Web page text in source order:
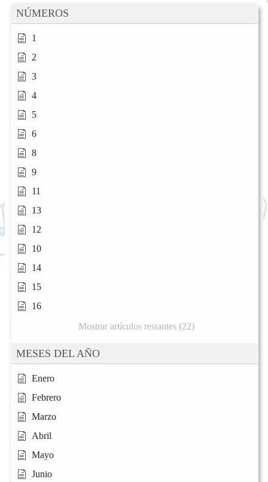
NÚMEROS
1
2
3
4
5
6
8
9
11
13
12
10
14
15
16
Mostrar artículos restantes (22)
MESES DEL AÑO
Enero
Febrero
Marzo
Abril
Mayo
Junio